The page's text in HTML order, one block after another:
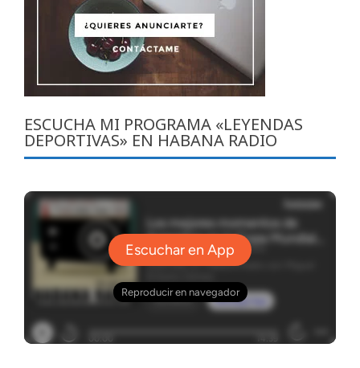
ESCUCHA MI PROGRAMA «LEYENDAS
DEPORTIVAS» EN HABANA RADIO